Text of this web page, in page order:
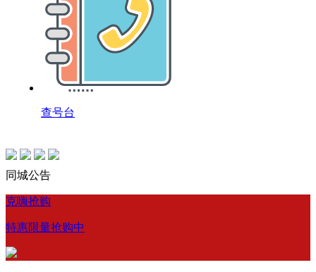
查号台
同城公告
克嗨抢购
特惠限量抢购中